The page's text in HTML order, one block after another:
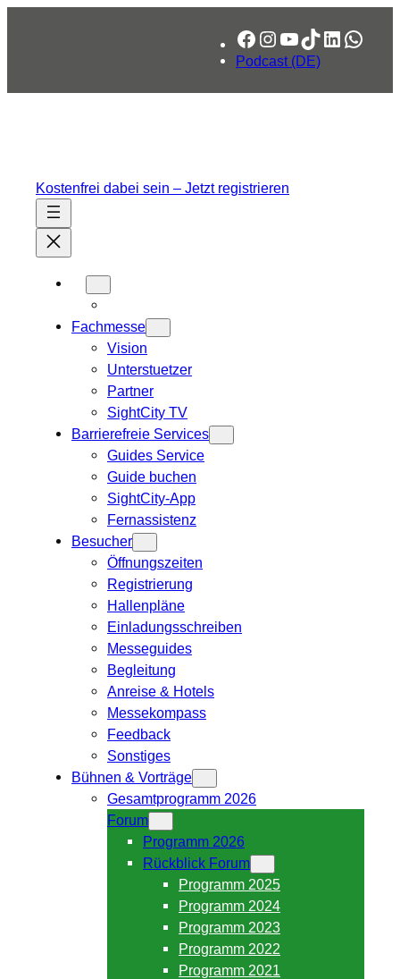
Facebook
Instagram
YouTube
TikTok
LinkedIn
Podcast (DE)
Kostenfrei dabei sein – Jetzt registrieren
Fachmesse
Vision
Unterstuetzer
Partner
SightCity TV
Barrierefreie Services
Guides Service
Guide buchen
SightCity-App
Fernassistenz
Besucher
Öffnungszeiten
Registrierung
Hallenpläne
Einladungsschreiben
Messeguides
Begleitung
Anreise & Hotels
Messekompass
Feedback
Sonstiges
Bühnen & Vorträge
Gesamtprogramm 2026
Forum
Programm 2026
Rückblick Forum
Programm 2025
Programm 2024
Programm 2023
Programm 2022
Programm 2021